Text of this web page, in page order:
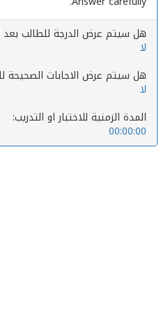
هل سيتم عرض الدرجة للطالب بعد
لا
هل سيتم عرض الاجابات الصحيحة
لا
المدة الزمنية للاختبار او التدريب:
00:00:00